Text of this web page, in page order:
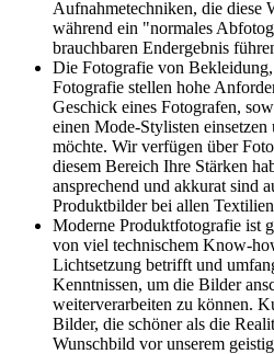
Aufnahmetechniken, die diese
während ein "normales
brauchbaren Endergebnis
Die Fotografie von
Fotografie stellen hohe
Geschick eines Fotografen,
einen Mode-Stylisten einsetzen
möchte. Wir verfügen über
diesem Bereich Ihre Stärken
ansprechend und akkurat sind
Produktbilder bei allen
Moderne Produktfotografie ist
von viel technischem Know-
Lichtsetzung betrifft und
Kenntnissen, um die Bilder
weiterverarbeiten zu können.
Bilder, die schöner als die
Wunschbild vor unserem